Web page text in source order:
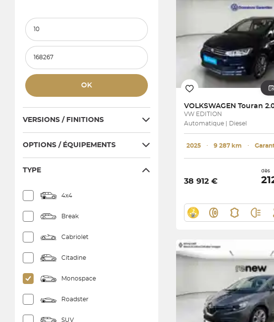
Kilométrage minimum
Kilométrage maximum
OK
VERSIONS / FINITIONS
OPTIONS / ÉQUIPEMENTS
TYPE
4x4
Break
Cabriolet
Citadine
Monospace
Roadster
SUV
VOLKSWAGEN
VW EDITION
Automatique | Diesel
2025 ･ 9 287 km ･
38 912 €
dès